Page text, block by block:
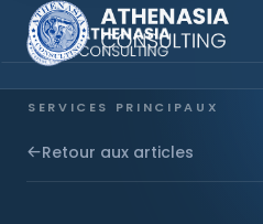
SERVICES PRINCIPAUX
Constitution de société
Retour aux articles